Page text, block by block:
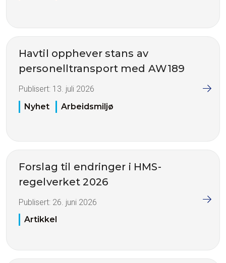
Havtil opphever stans av
personelltransport med AW189
Publisert: 13. juli 2026
Nyhet
Arbeidsmiljø
Forslag til endringer i HMS-
regelverket 2026
Publisert: 26. juni 2026
Artikkel